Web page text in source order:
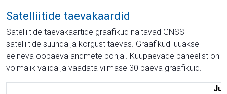
Satelliitide taevakaardid
Satelliitide taevakaartide graafikud näitavad GNSS-
satelliitide suunda ja kõrgust taevas. Graafikud luuakse
eelneva ööpäeva andmete põhjal. Kuupäevade paneelist on
võimalik valida ja vaadata viimase 30 päeva graafikuid.